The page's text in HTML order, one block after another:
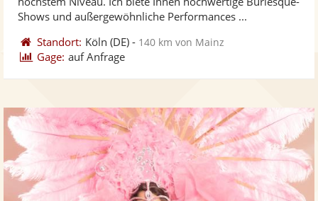
Sternen
Shows und außergewöhnliche Performances ...
Standort: Köln (DE) - 140 km von Mainz
Gage: auf Anfrage